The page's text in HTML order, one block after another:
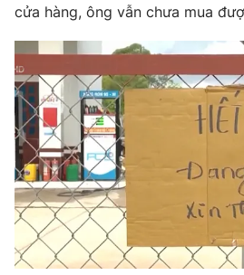
Emagazine
Photo
Video
VTV Money VTV
VTV Sức khoẻ Bất
cửa hàng, ông vẫn chưa mua